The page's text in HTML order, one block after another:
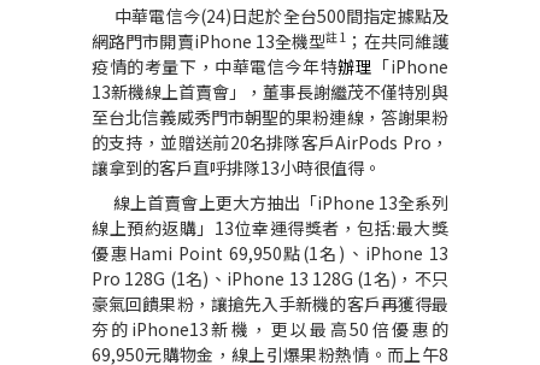
中華電信今(24)日起於全台500間指定據點及
網路門市開賣iPhone 13全機型註1 ；在共同維護
疫情的考量下，中華電信今年特辦理 「iPhone
13新機線上首賣會」，董事長謝繼茂不僅特別與
至台北信義威秀門市朝聖的果粉連線，答謝果粉
的支持，並贈送前20名排隊客戶AirPods Pro ，
讓拿到的客戶直呼排隊13小時很值得。
線上首賣會上更大方抽出「iPhone 13全系列
線上預約返購」 13位幸運得獎者，包括:最大獎
優惠Hami Point 69,950點(1名 ) 、 iPhone 13
Pro 128G (1名) 、 iPhone 13 128G (1名) ，不只
豪氣回饋果粉，讓搶先入手新機的客戶再獲得最
夯的 iPhone13新機，更以最高50 倍優惠的
69,950元購物金，線上引爆果粉熱情。而上午8